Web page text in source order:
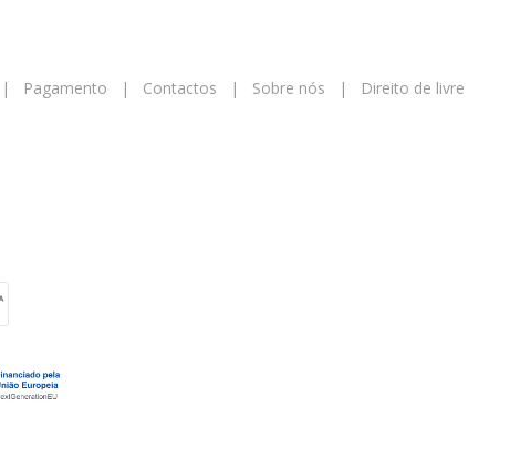
Pagamento | Contactos | Sobre nós |
Direito de livre